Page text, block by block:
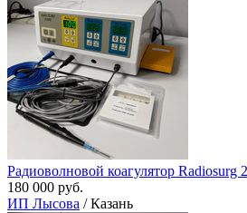
Радиоволновой коагулятор Radiosurg
180 000 руб.
ИП Лысова / Казань